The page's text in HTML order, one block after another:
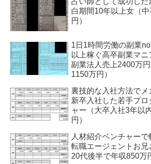
白期間10年以上女（
円）
1日1時間労働の副業
以上稼ぐ高卒副業マ
副業法人売上2400万
1150万円）
裏技的な入社方法でメ
新卒入社した若手プ
ャー（大卒入社3年以
円）
人材紹介ベンチャーで
転職エージェントお兄
20代後半で年収850万